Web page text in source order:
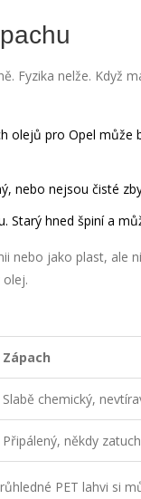
Fyzika nelže. Když
olejů pro Opel může
nebo nejsou čisté
Starý hned špiní a
nebo jako plast, ale
Zápach
Slabě chemický,
Připálený, někdy
PET lahvi si